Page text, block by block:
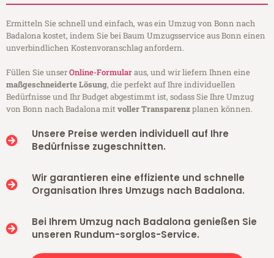
Ermitteln Sie schnell und einfach, was ein Umzug von Bonn nach
Badalona kostet, indem Sie bei Baum Umzugsservice aus Bonn einen
unverbindlichen Kostenvoranschlag anfordern.
Füllen Sie unserOnline-Formularaus, und wir liefern Ihnen eine
maßgeschneiderte Lösung, die perfekt auf Ihre individuellen
Bedürfnisse und Ihr Budget abgestimmt ist, sodass Sie Ihre Umzug
von Bonn nach Badalona mitvoller Transparenzplanen können.
Unsere Preise werden individuell auf Ihre
Bedürfnisse zugeschnitten.
Wir garantieren eine effiziente und schnelle
Organisation Ihres Umzugs nach Badalona.
Bei Ihrem Umzug nach Badalona genießen Sie
unseren Rundum-sorglos-Service.